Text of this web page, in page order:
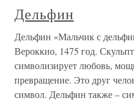
Дельфин
Дельфин «Мальчик с
Вероккио, 1475 год.
символизирует любовь,
превращение. Это друг
символ. Дельфин также –